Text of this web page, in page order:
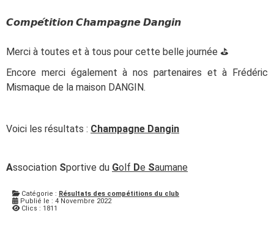
𝘾𝙤𝙢𝙥𝙚́𝙩𝙞𝙩𝙞𝙤𝙣 𝘾𝙝𝙖𝙢𝙥𝙖𝙜𝙣𝙚 𝘿𝙖𝙣𝙜𝙞𝙣
Merci à toutes et à tous pour cette belle journée ⛳️
Encore merci également à nos partenaires et à Frédéric
Mismaque de la maison DANGIN.
Voici les résultats : Champagne Dangin
Association Sportive du Golf De Saumane
Catégorie : Résultats des compétitions du club
Publié le : 4 Novembre 2022
Clics : 1811